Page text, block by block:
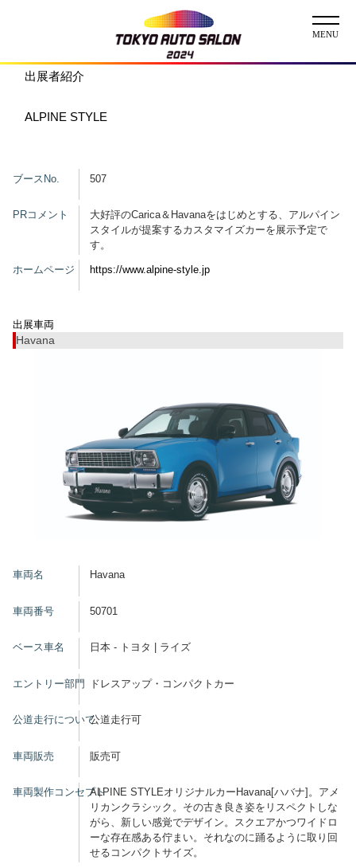
チケット
イベント
コンテスト
イメージガール
開催概要 会場アクセス メディア・Media
出展者・Exhibitor 業界関係者・Trade Visitor
出展者紹介
ALPINE STYLE
ブースNo. 507
PRコメント
大好評のCarica＆Havanaをはじめとする、アルパイン
スタイルが提案するカスタマイズカーを展示予定で
す。
ホームページ https://www.alpine-style.jp
出展車両
Havana
車両名 Havana
車両番号 50701
ベース車名 日本 - トヨタ | ライズ
エントリー部門 ドレスアップ・コンパクトカー
公道走行について公道走行可
車両販売 販売可
車両製作コンセプトALPINE STYLEオリジナルカーHavana[ハバナ]。アメ
リカンクラシック。その古き良き姿をリスペクトしな
がら、新しい感覚でデザイン。スクエアかつワイドロ
ーな存在感ある佇まい。それなのに踊るように取り回
せるコンパクトサイズ。